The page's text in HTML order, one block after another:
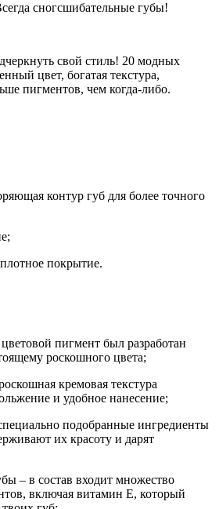
сногсшибательные губы!
свой стиль! 20 модных
цвет, богатая текстура,
пигментов, чем когда-либо.
контур губ для более точного
покрытие.
пигмент был разработан
роскошного цвета;
кремовая текстура
и удобное нанесение;
подобранные ингредиенты
их красоту и дарят
– в состав входит множество
включая витамин Е, который